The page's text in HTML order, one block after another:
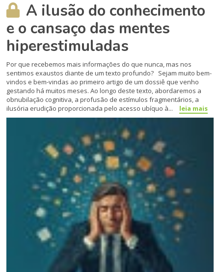
A ilusão do conhecimento
e o cansaço das mentes
hiperestimuladas
Por que recebemos mais informações do que nunca, mas nos
sentimos exaustos diante de um texto profundo? Sejam muito bem-
vindos e bem-vindas ao primeiro artigo de um dossiê que venho
gestando há muitos meses. Ao longo deste texto, abordaremos a
obnubilação cognitiva, a profusão de estímulos fragmentários, a
ilusória erudição proporcionada pelo acesso ubíquo à...
leia mais